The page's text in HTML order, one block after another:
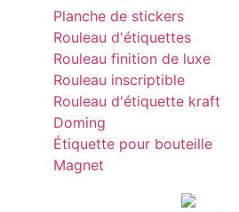
Planche de stickers
Rouleau d'étiquettes
Rouleau finition de luxe
Rouleau inscriptible
Rouleau d'étiquette kraft
Doming
Étiquette pour bouteille
Magnet